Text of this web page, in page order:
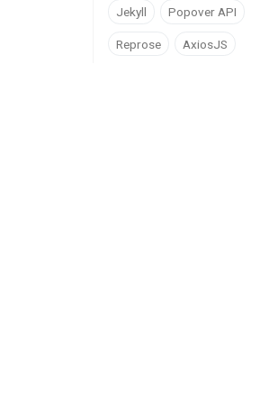
Jekyll Popover API
Reprose AxiosJS